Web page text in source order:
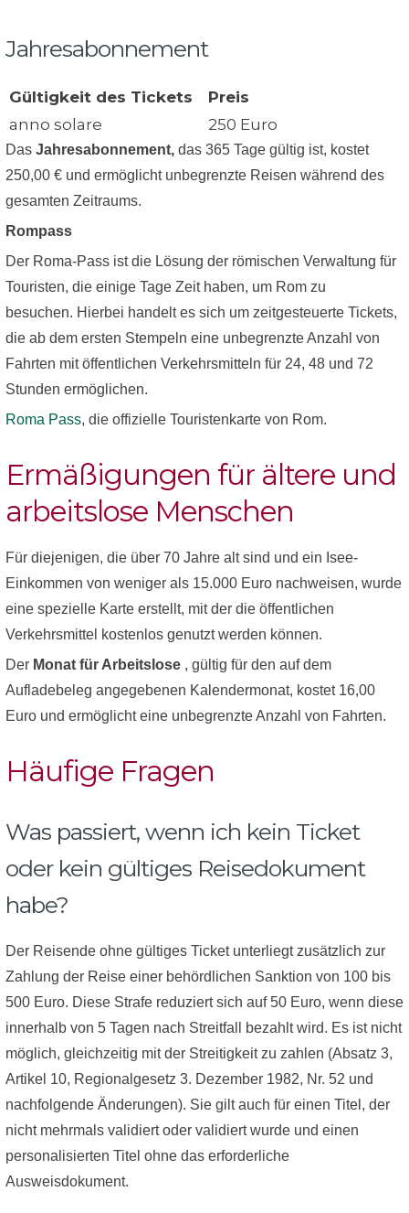
Jahresabonnement
Gültigkeit des Tickets
Preis
anno solare
250 Euro
Das Jahresabonnement, das 365 Tage gültig ist, kostet
250,00 € und ermöglicht unbegrenzte Reisen während des
gesamten Zeitraums.
Rompass
Der Roma-Pass ist die Lösung der römischen Verwaltung für
Touristen, die einige Tage Zeit haben, um Rom zu
besuchen. Hierbei handelt es sich um zeitgesteuerte Tickets,
die ab dem ersten Stempeln eine unbegrenzte Anzahl von
Fahrten mit öffentlichen Verkehrsmitteln für 24, 48 und 72
Stunden ermöglichen.
Roma Pass, die offizielle Touristenkarte von Rom.
Ermäßigungen für ältere und
arbeitslose Menschen
Für diejenigen, die über 70 Jahre alt sind und ein Isee-
Einkommen von weniger als 15.000 Euro nachweisen, wurde
eine spezielle Karte erstellt, mit der die öffentlichen
Verkehrsmittel kostenlos genutzt werden können.
Der Monat für Arbeitslose , gültig für den auf dem
Aufladebeleg angegebenen Kalendermonat, kostet 16,00
Euro und ermöglicht eine unbegrenzte Anzahl von Fahrten.
Häufige Fragen
Was passiert, wenn ich kein Ticket
oder kein gültiges Reisedokument
habe?
Der Reisende ohne gültiges Ticket unterliegt zusätzlich zur
Zahlung der Reise einer behördlichen Sanktion von 100 bis
500 Euro. Diese Strafe reduziert sich auf 50 Euro, wenn diese
innerhalb von 5 Tagen nach Streitfall bezahlt wird. Es ist nicht
möglich, gleichzeitig mit der Streitigkeit zu zahlen (Absatz 3,
Artikel 10, Regionalgesetz 3. Dezember 1982, Nr. 52 und
nachfolgende Änderungen). Sie gilt auch für einen Titel, der
nicht mehrmals validiert oder validiert wurde und einen
personalisierten Titel ohne das erforderliche
Ausweisdokument.